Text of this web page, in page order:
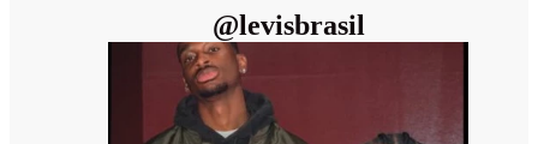
@levisbrasil